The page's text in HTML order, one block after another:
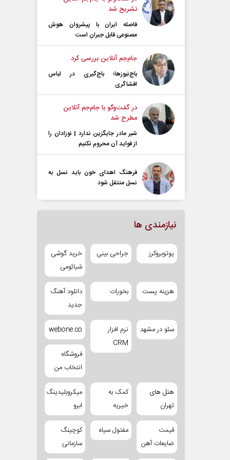
تشریح شد
فاصله ایران با پیشرو‌ان هوش
مصنوعی قابل جبران است
جام‌جم آنلاین بررسی کرد
باج‌نیوزها؛ باج‌گیری در لباس
افشاگری
در گفت‌و‌گو با جام‌جم آنلاین
مطرح شد
شیر مادر جایگزین ندارد | نوزادان را
از فواید آن محروم نکنیم
فرهنگ اهدای خون باید نسل به
نسل منتقل شود
نیازمندی ها
یوتوبروکرز جراحی بینی
خرید گوشی
شیائومی
هزینه پست بخورات
دانلود آهنگ
جدید
سئو در مشهد
نرم افزار
CRM
webone.co
فروشگاه
انتخاب من
هتل های
تهران
کمک به
خیریه
میکروبلیدینگ
ابرو
قیمت
ضایعات آهن
مفتول سیاه
کوچینگ
سازمانی